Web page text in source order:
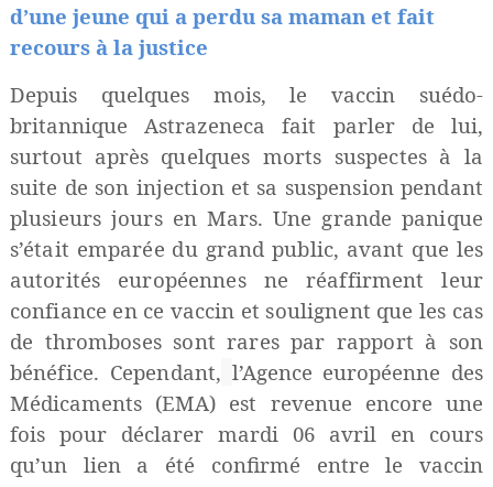
d’une jeune qui a perdu sa maman et fait
recours à la justice
Depuis quelques mois, le vaccin suédo-
britanniqueAstrazeneca
fait parler de lui,
surtout après quelques morts suspectes à la
suite de son injection et sa suspension pendant
plusieurs jours en Mars. Une grande panique
s’était emparée du grand public, avant que les
autorités européennes ne réaffirment leur
confiance en ce vaccin et soulignent que les cas
de thromboses sont rares par rapport à son
bénéfice. Cependant, l’Agence européenne des
Médicaments (EMA) est revenue encore une
fois pour déclarer mardi 06 avril en cours
qu’un lien a été confirmé entre le vaccin